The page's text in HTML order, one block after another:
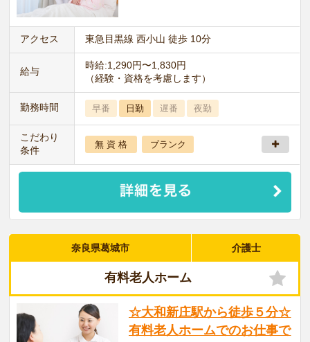
アクセス 東急目黒線 西小山 徒歩 10分
給与
時給:1,290円〜1,830円
（経験・資格を考慮します）
勤務時間 早番 日勤 遅番 夜勤
こだわり
条件
無 資 格 ブランク
奈良県葛城市 介護士
有料老人ホーム
☆大和新庄駅から徒歩５分☆
有料老人ホームでのお仕事で